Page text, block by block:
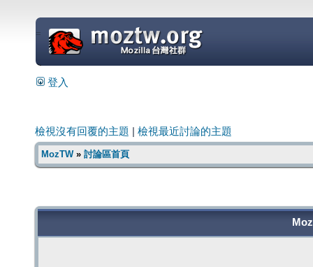
=
登入
檢視沒有回覆的主題 檢視最近討論的主題
MozTW» 討論區首頁